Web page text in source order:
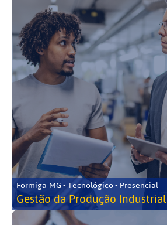
Formiga-MG • Tecnológico • Presencial
Gestão da Produção Industrial